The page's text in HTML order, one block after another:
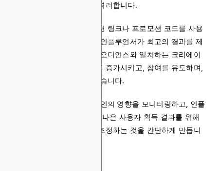
워들이 직접 시도해보도록 격려합니다.
브랜드들은 종종 맞춤형 추천 링크나 프로모션 코드를 사용
하여 설치를 추적하고 어떤 인플루언서가 최고의 결과를 제
공하는지 측정합니다. 타겟 오디언스와 일치하는 크리에이
터들과 협력함으로써 설치를 증가시키고, 참여를 유도하며,
브랜드 신뢰성을 높일 수 있습니다.
강력한 분석 도구는 각 캠페인의 영향을 모니터링하고, 인플
루언서 성능을 비교하며, 더 나은 사용자 획득 결과를 위해
향후 파트너십을 세밀하게 조정하는 것을 간단하게 만듭니